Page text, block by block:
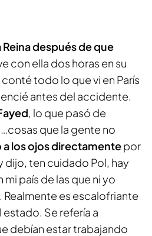
Reina después de que
con ella dos horas en su
todo lo que vi en París
antes del accidente.
, lo que pasó de
que la gente no
a los ojos directamentepor
dijo, ten cuidado Pol, hay
país de las que ni yo
es escalofriante
Se refería a
debían estar trabajando